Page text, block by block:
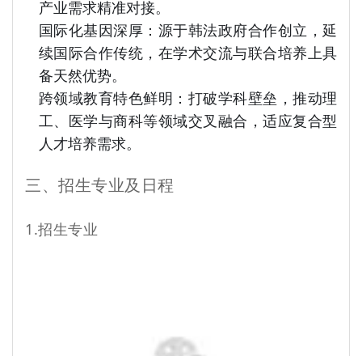
产业需求精准对接。
国际化基因深厚：源于韩法政府合作创立，延
续国际合作传统，在学术交流与联合培养上具
备天然优势。
跨领域教育特色鲜明：打破学科壁垒，推动理
工、医学与商科等领域交叉融合，适应复合型
人才培养需求。
三、招生专业及日程
1.招生专业